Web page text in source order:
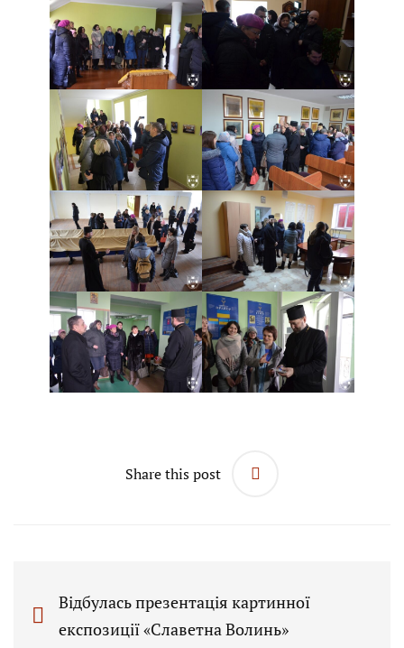
Share this post
Відбулась презентація картинної
експозиції «Славетна Волинь»